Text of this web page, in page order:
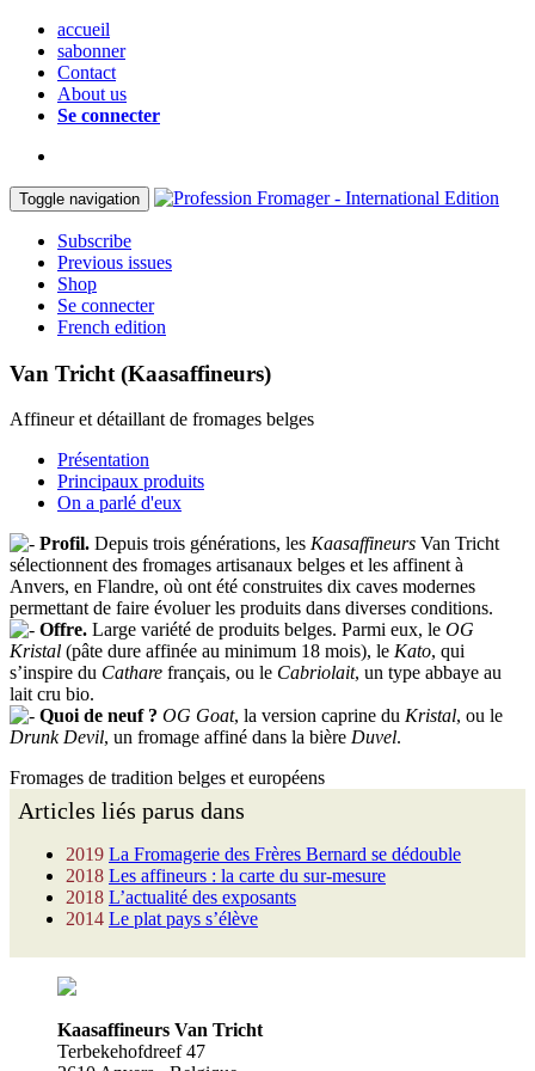
accueil
sabonner
Contact
About us
Se connecter
Toggle navigation
Subscribe
Previous issues
Shop
Se connecter
French edition
Van Tricht (Kaasaffineurs)
Affineur et détaillant de fromages belges
Présentation
Principaux produits
On a parlé d'eux
Profil. Depuis trois générations, les Kaasaffineurs Van Tricht
sélectionnent des fromages artisanaux belges et les affinent à
Anvers, en Flandre, où ont été construites dix caves modernes
permettant de faire évoluer les produits dans diverses conditions.
Offre. Large variété de produits belges. Parmi eux, le OG
Kristal (pâte dure affinée au minimum 18 mois), le Kato, qui
s’inspire du Cathare français, ou le Cabriolait, un type abbaye au
lait cru bio.
Quoi de neuf ? OG Goat, la version caprine du Kristal, ou le
Drunk Devil, un fromage affiné dans la bière Duvel.
Fromages de tradition belges et européens
Articles liés parus dans
2019 La Fromagerie des Frères Bernard se dédouble
2018 Les affineurs : la carte du sur-mesure
2018 L’actualité des exposants
2014 Le plat pays s’élève
Kaasaffineurs Van Tricht
Terbekehofdreef 47